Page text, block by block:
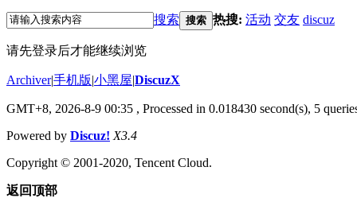
搜索 搜索 热搜: 活动 交友 discuz
请先登录后才能继续浏览
Archiver|手机版|小黑屋|DiscuzX
GMT+8, 2026-8-9 00:35 , Processed in 0.018430 second(s), 5
Powered by Discuz! X3.4
Copyright © 2001-2020, Tencent Cloud.
返回顶部